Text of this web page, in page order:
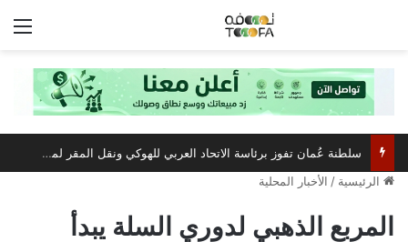
سلطنة عُمان تفوز برئاسة الاتحاد العربي للهوكي ونقل المقر لمسقط
الرئيسية / الأخبار المحلية
المربع الذهبي لدوري السلة يبدأ